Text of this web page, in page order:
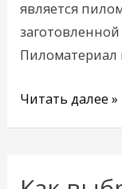
является
Пиломатериал
Читать далее »
Как